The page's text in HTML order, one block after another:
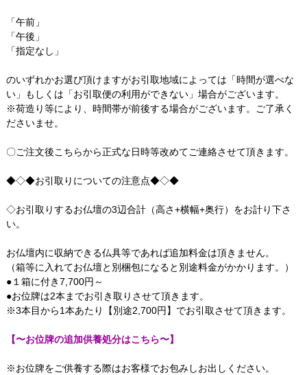
「午前」
「午後」
「指定なし」
のいずれかお選び頂けますがお引取地域によっては「時間が選べな
い」もしくは「お引取便の利用ができない」場合がございます。
※荷造り等により、時間帯が前後する場合がございます。ご了承く
ださいませ。
〇ご注文後こちらから正式な日時等改めてご連絡させて頂きます。
◆◇◆お引取りについての注意点◆◇◆
◇お引取りするお仏壇の3辺合計（高さ+横幅+奥行）をお計り下さ
い。
お仏壇内に収納できる仏具等であれば追加料金は頂きません。
（箱等に入れてお仏壇と別梱包になると別途料金がかかります。）
●１箱に付き7,700円～
●お位牌は2本までお引き取りさせて頂きます。
※3本目から1本あたり【別途2,700円】でお引取させて頂きます。
【〜お位牌の追加供養処分はこちら〜】
※お位牌をご供養する際はお客様でお包みしお出しください。